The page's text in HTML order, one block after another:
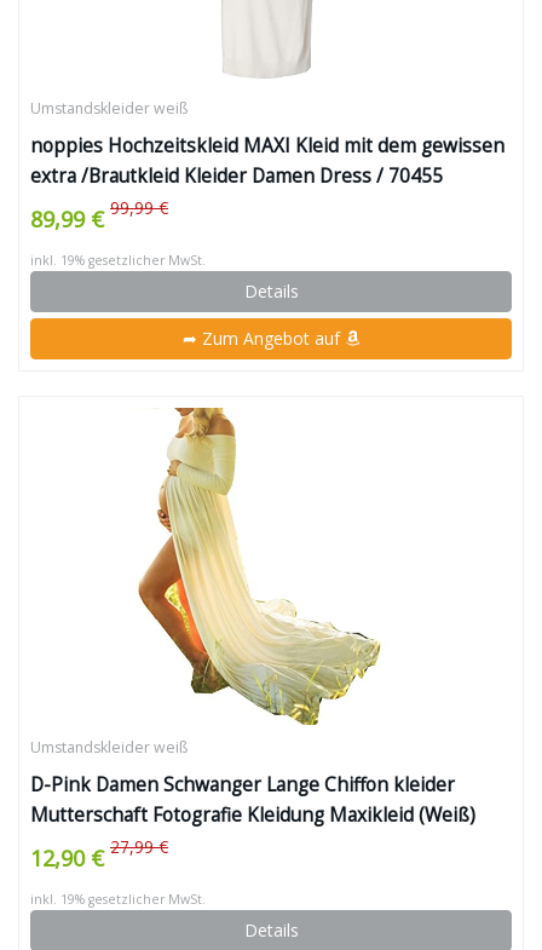
Umstandskleider weiß
noppies Hochzeitskleid MAXI Kleid mit dem gewissen
extra /Brautkleid Kleider Damen Dress / 70455
89,99 € 99,99 €
inkl. 19% gesetzlicher MwSt.
Details
➦ Zum Angebot auf
Umstandskleider weiß
D-Pink Damen Schwanger Lange Chiffon kleider
Mutterschaft Fotografie Kleidung Maxikleid (Weiß)
12,90 € 27,99 €
inkl. 19% gesetzlicher MwSt.
Details